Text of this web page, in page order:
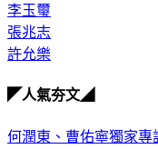
離婚
李玉璽
張兆志